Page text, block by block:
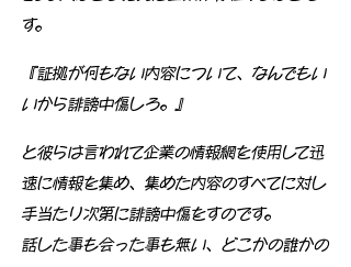
す。
『証拠が何もない内容について、なんでもい
いから誹謗中傷しろ。』
と彼らは言われて企業の情報網を使用して迅
速に情報を集め、集めた内容のすべてに対し
手当たり次第に誹謗中傷をすのです。
話した事も会った事も無い、どこかの誰かの